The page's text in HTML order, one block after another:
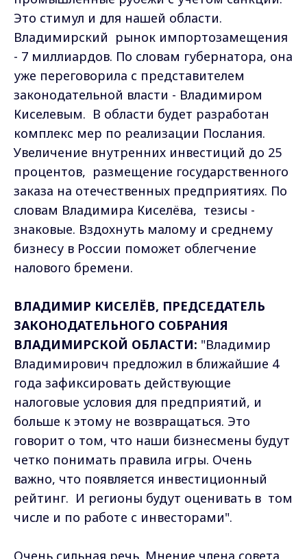
Это стимул и для нашей области.
Владимирский рынок импортозамещения
- 7 миллиардов. По словам губернатора, она
уже переговорила с представителем
законодательной власти - Владимиром
Киселевым. В области будет разработан
комплекс мер по реализации Послания.
Увеличение внутренних инвестиций до 25
процентов, размещение государственного
заказа на отечественных предприятиях. По
словам Владимира Киселёва, тезисы -
знаковые. Вздохнуть малому и среднему
бизнесу в России поможет облегчение
налового бремени.
ВЛАДИМИР КИСЕЛЁВ, ПРЕДСЕДАТЕЛЬ
ЗАКОНОДАТЕЛЬНОГО СОБРАНИЯ
ВЛАДИМИРСКОЙ ОБЛАСТИ: "Владимир
Владимирович предложил в ближайшие 4
года зафиксировать действующие
налоговые условия для предприятий, и
больше к этому не возвращаться. Это
говорит о том, что наши бизнесмены будут
четко понимать правила игры. Очень
важно, что появляется инвестиционный
рейтинг. И регионы будут оценивать в том
числе и по работе с инвесторами".
Очень сильная речь. Мнение члена совета